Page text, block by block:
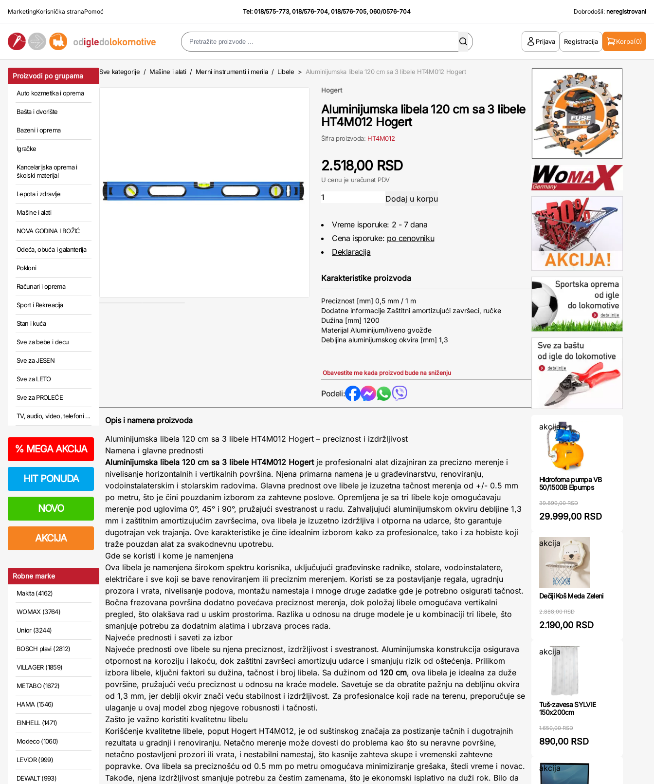
MarketingKorisnička stranaPomoć Tel:018/575-773,018/576-704,018/576-705,060/0576-704 Dobrodošli: neregistrovani
Prijava Registracija Korpa(0)
Proizvodi po grupama
Auto kozmetika i oprema
Bašta i dvorište
Bazeni i oprema
Igračke
Kancelarijska oprema i
školski materijal
Lepota i zdravlje
Mašine i alati
NOVA GODINA I BOŽIĆ
Odeća, obuća i galanterija
Pokloni
Računari i oprema
Sport i Rekreacija
Stan i kuća
Sve za bebe i decu
Sve za JESEN
Sve za LETO
Sve za PROLEĆE
TV, audio, video, telefoni ...
% MEGA AKCIJA
HIT PONUDA
NOVO
AKCIJA
Robne marke
Makita (4162)
WOMAX (3764)
Unior (3244)
BOSCH plavi (2812)
VILLAGER (1859)
METABO (1672)
HAMA (1546)
EINHELL (1471)
Modeco (1060)
LEVIOR (999)
DEWALT (993)
Sve kategorije / Mašine i alati / Merni instrumenti i merila / Libele > Aluminijumska libela 120 cm sa 3 libele HT4M012 Hogert
Hogert
Aluminijumska libela 120 cm sa 3 libele
HT4M012 Hogert
Šifra proizvoda: HT4M012
2.518,00 RSD
U cenu je uračunat PDV
Vreme isporuke: 2 - 7 dana
Cena isporuke: po cenovniku
Deklaracija
Karakteristike proizvoda
Preciznost [mm] 0,5 mm / 1 m
Dodatne informacije Zaštitni amortizujući završeci, ručke
Dužina [mm] 1200
Materijal Aluminijum/liveno gvožđe
Debljina aluminijumskog okvira [mm] 1,3
Obavestite me kada proizvod bude na sniženju
Podeli:
Opis i namena proizvoda
Aluminijumska libela 120 cm sa 3 libele HT4M012 Hogert – preciznost i izdržljivost
Namena i glavne prednosti
Aluminijumska libela 120 cm sa 3 libele HT4M012 Hogertje profesionalni alat dizajniran za precizno merenje i
nivelisanje horizontalnih i vertikalnih površina. Njena primarna namena je u građevinarstvu, renoviranju,
vodoinstalaterskim i stolarskim radovima. Glavna prednost ove libele je izuzetna tačnost merenja od +/- 0.5 mm
po metru, što je čini pouzdanim izborom za zahtevne poslove. Opremljena je sa tri libele koje omogućavaju
merenje pod uglovima 0°, 45° i 90°, pružajući svestranost u radu. Zahvaljujući aluminijumskom okviru debljine 1,3
mm i zaštitnim amortizujućim završecima, ova libela je izuzetno izdržljiva i otporna na udarce, što garantuje
dugotrajan vek trajanja. Ove karakteristike je čine idealnim izborom kako za profesionalce, tako i za hobiste koji
traže pouzdan alat za svakodnevnu upotrebu.
Gde se koristi i kome je namenjena
Ova libela je namenjena širokom spektru korisnika, uključujući građevinske radnike, stolare, vodoinstalatere,
električare i sve koji se bave renoviranjem ili preciznim merenjem. Koristi se za postavljanje regala, ugradnju
prozora i vrata, nivelisanje podova, montažu namestaja i mnoge druge zadatke gde je potrebno osigurati tačnost.
Bočna frezovana površina dodatno povećava preciznost merenja, dok položaj libele omogućava vertikalni
pregled, što olakšava rad u uskim prostorima. Razlika u odnosu na druge modele je u kombinaciji tri libele, što
smanjuje potrebu za dodatnim alatima i ubrzava proces rada.
Najveće prednosti i saveti za izbor
Najveće prednosti ove libele su njena preciznost, izdržljivost i svestranost. Aluminijumska konstrukcija osigurava
otpornost na koroziju i lakoću, dok zaštitni završeci amortizuju udarce i smanjuju rizik od oštećenja. Prilikom
izbora libele, ključni faktori su dužina, tačnost i broj libela. Sa dužinom od 120 cm, ova libela je idealna za duže
površine, pružajući veću preciznost u odnosu na kraće modele. Savetuje se da obratite pažnju na debljinu okvira
od 1,3 mm, jer deblji okvir znači veću stabilnost i izdržljivost. Za profesionalce koji rade na terenu, preporučuje se
ulaganje u ovaj model zbog njegove robusnosti i tačnosti.
Zašto je važno koristiti kvalitetnu libelu
Korišćenje kvalitetne libele, poput Hogert HT4M012, je od suštinskog značaja za postizanje tačnih i dugotrajnih
rezultata u gradnji i renoviranju. Netačno merenje može dovesti do problema kao što su neravne površine,
netačno postavljeni prozori ili vrata, i nestabilni namestaj, što kasnije zahteva skupe i vremenski zahtevne
popravke. Ova libela sa preciznošću od 0.5 mm po metru omogućava minimiziranje grešaka, štedi vreme i novac.
Takođe, njena izdržljivost smanjuje potrebu za čestim zamenama, što je ekonomski isplativo na duži rok. Bilo da
akcija
Hidroforna pumpa VB
50/1500B Elpumps
39.899,00 RSD
29.999,00 RSD
akcija
Dečiji Koš Meda Zeleni
2.888,00 RSD
2.190,00 RSD
akcija
Tuš-zavesa SYLVIE
150x200cm
1.650,00 RSD
890,00 RSD
akcija